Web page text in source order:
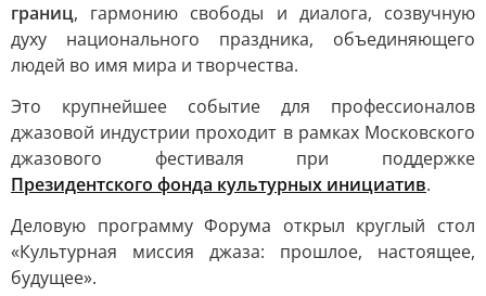
границ, гармонию свободы и диалога, созвучную
духу национального праздника, объединяющего
людей во имя мира и творчества.
Это крупнейшее событие для профессионалов
джазовой индустрии проходит в рамках Московского
джазового фестиваля при поддержке
Президентского фонда культурных инициатив.
Деловую программу Форума открыл круглый стол
«Культурная миссия джаза: прошлое, настоящее,
будущее».